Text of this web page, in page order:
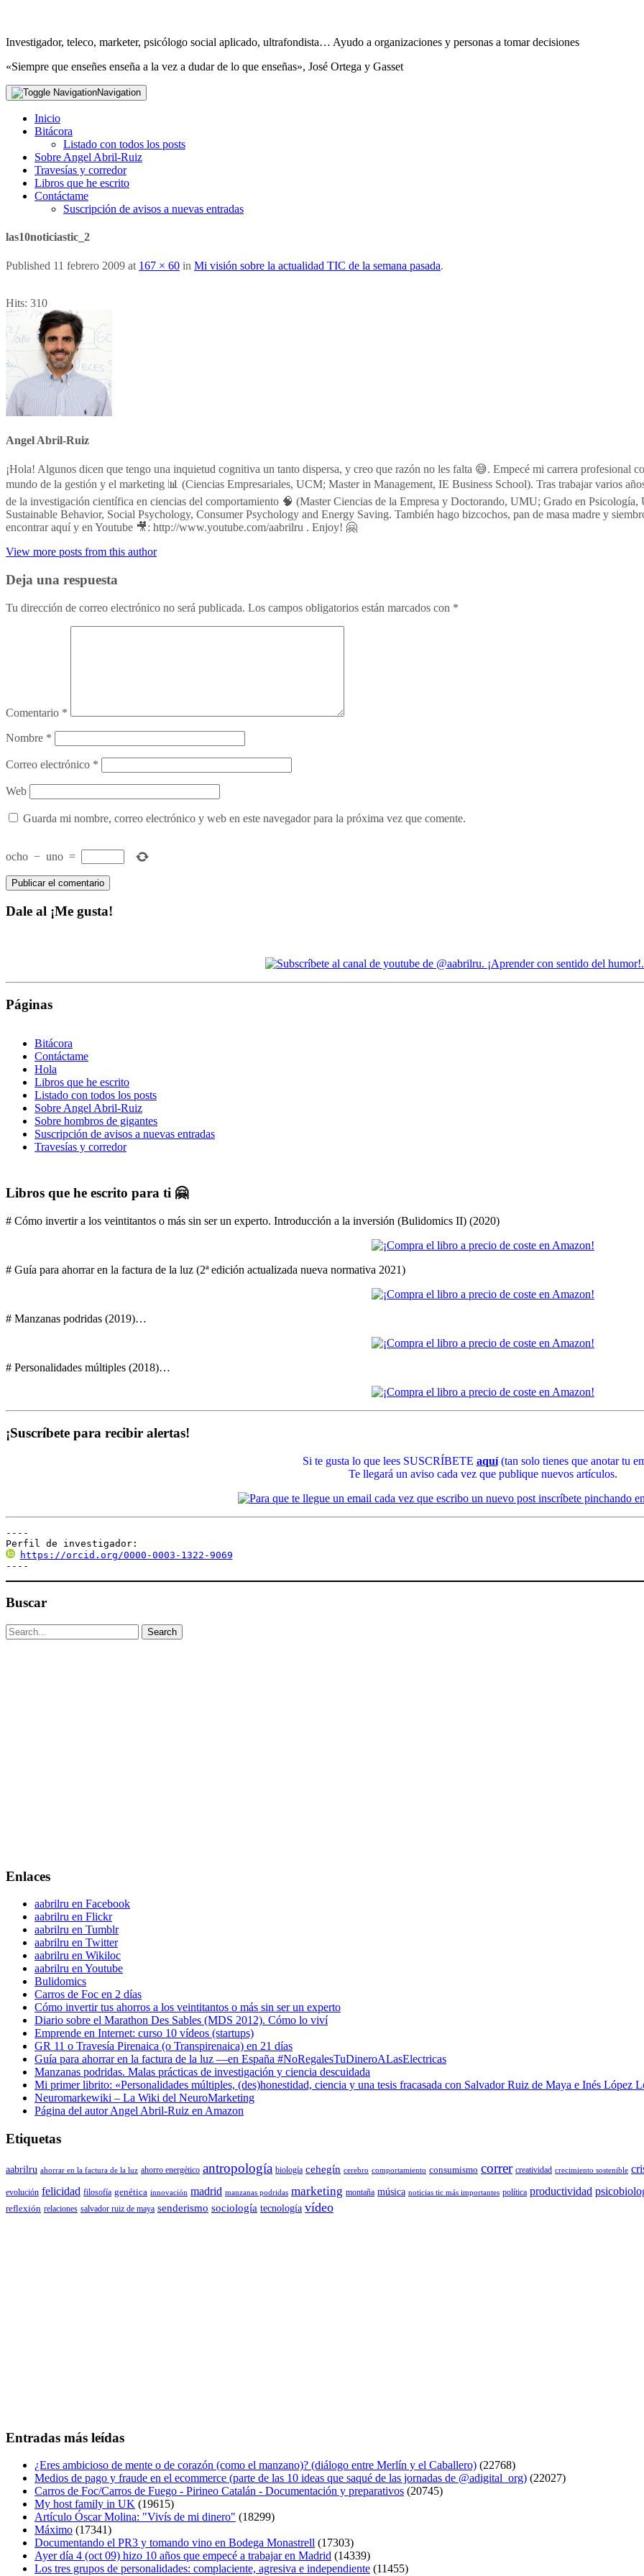
Investigador, teleco, marketer, psicólogo social aplicado, ultrafondista… Ayudo a organizaciones y personas a tomar decisiones
«Siempre que enseñes enseña a la vez a dudar de lo que enseñas», José Ortega y Gasset
Navigation
Inicio
Bitácora
Listado con todos los posts
Sobre Angel Abril-Ruiz
Travesías y corredor
Libros que he escrito
Contáctame
Suscripción de avisos a nuevas entradas
las10noticiastic_2
Published 11 febrero 2009 at 167 × 60 in Mi visión sobre la actualidad TIC de la semana pasada.
Hits: 310
Angel Abril-Ruiz
¡Hola! Algunos dicen que tengo una inquietud cognitiva un tanto dispersa, y creo que razón no les falta 😅. Empecé mi carrera
mundo de la gestión y el marketing 📊 (Ciencias Empresariales, UCM; Master in Management, IE Business School). Tras trabajar varios
de la investigación científica en ciencias del comportamiento 🧠 (Master Ciencias de la Empresa y Doctorando, UMU; Grado en
Sustainable Behavior, Social Psychology, Consumer Psychology and Energy Saving. También hago bizcochos, pan de masa madre y
encontrar aquí y en Youtube 🎥: http://www.youtube.com/aabrilru . Enjoy! 🤗
View more posts from this author
Deja una respuesta
Tu dirección de correo electrónico no será publicada. Los campos obligatorios están marcados con *
Comentario *
Nombre *
Correo electrónico *
Web
Guarda mi nombre, correo electrónico y web en este navegador para la próxima vez que comente.
ocho − uno =
Dale al ¡Me gusta!
Páginas
Bitácora
Contáctame
Hola
Libros que he escrito
Listado con todos los posts
Sobre Angel Abril-Ruiz
Sobre hombros de gigantes
Suscripción de avisos a nuevas entradas
Travesías y corredor
Libros que he escrito para ti 🤗
# Cómo invertir a los veintitantos o más sin ser un experto. Introducción a la inversión (Bulidomics II) (2020)
# Guía para ahorrar en la factura de la luz (2ª edición actualizada nueva normativa 2021)
# Manzanas podridas (2019)…
# Personalidades múltiples (2018)…
¡Suscríbete para recibir alertas!
Si te gusta lo que lees SUSCRÍBETE aquí(tan solo tienes que anotar tu
Te llegará un aviso cada vez que publique nuevos artículos.
----
Perfil de investigador:
https://orcid.org/0000-0003-1322-9069
----
Buscar
Enlaces
aabrilru en Facebook
aabrilru en Flickr
aabrilru en Tumblr
aabrilru en Twitter
aabrilru en Wikiloc
aabrilru en Youtube
Bulidomics
Carros de Foc en 2 días
Cómo invertir tus ahorros a los veintitantos o más sin ser un experto
Diario sobre el Marathon Des Sables (MDS 2012). Cómo lo viví
Emprende en Internet: curso 10 vídeos (startups)
GR 11 o Travesía Pirenaica (o Transpirenaica) en 21 días
Guía para ahorrar en la factura de la luz —en España #NoRegalesTuDineroALasElectricas
Manzanas podridas. Malas prácticas de investigación y ciencia descuidada
Mi primer librito: «Personalidades múltiples, (des)honestidad, ciencia y una tesis fracasada con Salvador Ruiz de Maya e Inés López
Neuromarkewiki – La Wiki del NeuroMarketing
Página del autor Angel Abril-Ruiz en Amazon
Etiquetas
aabrilru ahorrar en la factura de la luz ahorro energético antropología biología cehegín cerebro comportamiento consumismo correr creatividad crecimiento sostenible
evolución felicidad filosofía genética innovación madrid manzanas podridas marketing montaña música noticias tic más importantes política productividad
reflexión relaciones salvador ruiz de maya senderismo sociología tecnología vídeo
Entradas más leídas
¿Eres ambicioso de mente o de corazón (como el manzano)? (diálogo entre Merlín y el Caballero) (22768)
Medios de pago y fraude en el ecommerce (parte de las 10 ideas que saqué de las jornadas de @adigital_org) (22027)
Carros de Foc/Carros de Fuego - Pirineo Catalán - Documentación y preparativos (20745)
My host family in UK (19615)
Artículo Óscar Molina: "Vivís de mi dinero" (18299)
Máximo (17341)
Documentando el PR3 y tomando vino en Bodega Monastrell (17303)
Ayer día 4 (oct 09) hizo 10 años que empecé a trabajar en Madrid (14339)
Los tres grupos de personalidades: complaciente, agresiva e independiente (11455)